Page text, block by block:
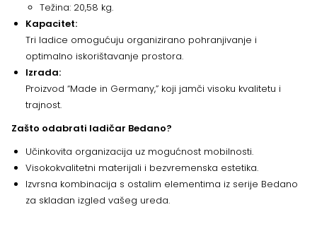
Težina: 20,58 kg.
Kapacitet:
Tri ladice omogućuju organizirano pohranjivanje i
optimalno iskorištavanje prostora.
Izrada:
Proizvod “Made in Germany,” koji jamči visoku kvalitetu i
trajnost.
Zašto odabrati ladičar Bedano?
Učinkovita organizacija uz mogućnost mobilnosti.
Visokokvalitetni materijali i bezvremenska estetika.
Izvrsna kombinacija s ostalim elementima iz serije Bedano
za skladan izgled vašeg ureda.